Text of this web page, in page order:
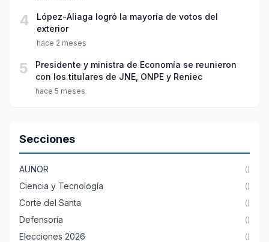
4
López-Aliaga logró la mayoría de votos del
exterior
hace 2 meses
5
Presidente y ministra de Economía se reunieron
con los titulares de JNE, ONPE y Reniec
hace 5 meses
Secciones
AUNOR ()
Ciencia y Tecnología ()
Corte del Santa ()
Defensoría ()
Elecciones 2026 ()